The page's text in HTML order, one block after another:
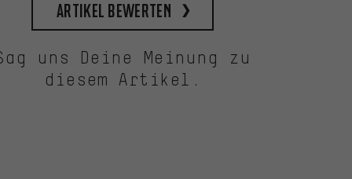
Artikel bewerten
uns Deine Meinung zu
diesem Artikel.